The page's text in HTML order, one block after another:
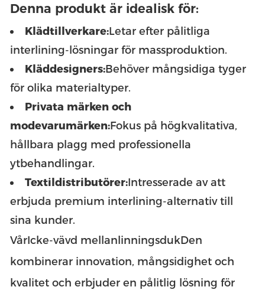
Denna produkt är idealisk för:
Klädtillverkare:Letar efter pålitliga
interlining-lösningar för massproduktion.
Kläddesigners:Behöver mångsidiga tyger
för olika materialtyper.
Privata märken och
modevarumärken:Fokus på högkvalitativa,
hållbara plagg med professionella
ytbehandlingar.
Textildistributörer:Intresserade av att
erbjuda premium interlining-alternativ till
sina kunder.
VårIcke-vävd mellanlinningsdukDen
kombinerar innovation, mångsidighet och
kvalitet och erbjuder en pålitlig lösning för